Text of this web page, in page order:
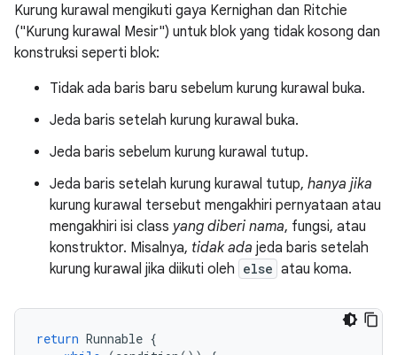
Kurung kurawal mengikuti gaya Kernighan dan Ritchie
("Kurung kurawal Mesir") untuk blok yang tidak kosong dan
konstruksi seperti blok:
Tidak ada baris baru sebelum kurung kurawal buka.
Jeda baris setelah kurung kurawal buka.
Jeda baris sebelum kurung kurawal tutup.
Jeda baris setelah kurung kurawal tutup, hanya jika
kurung kurawal tersebut mengakhiri pernyataan atau
mengakhiri isi class yang diberi nama, fungsi, atau
konstruktor. Misalnya, tidak ada jeda baris setelah
kurung kurawal jika diikuti oleh else atau koma.
return Runnable {